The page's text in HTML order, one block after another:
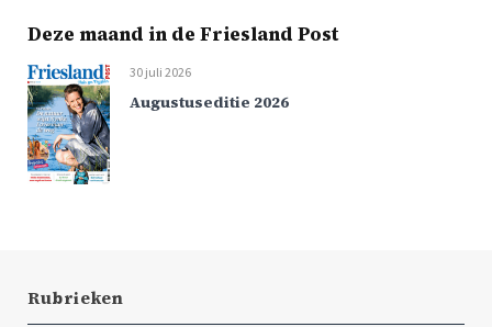
Deze maand in de Friesland Post
30 juli 2026
Augustuseditie 2026
Rubrieken